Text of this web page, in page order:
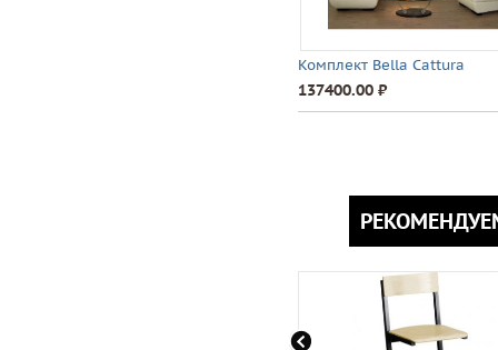
Комплект Bella Cattura
137400.00 ⃏